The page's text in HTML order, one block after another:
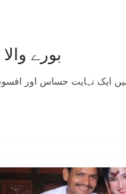
بورے
میں ایک نہایت حساس اور